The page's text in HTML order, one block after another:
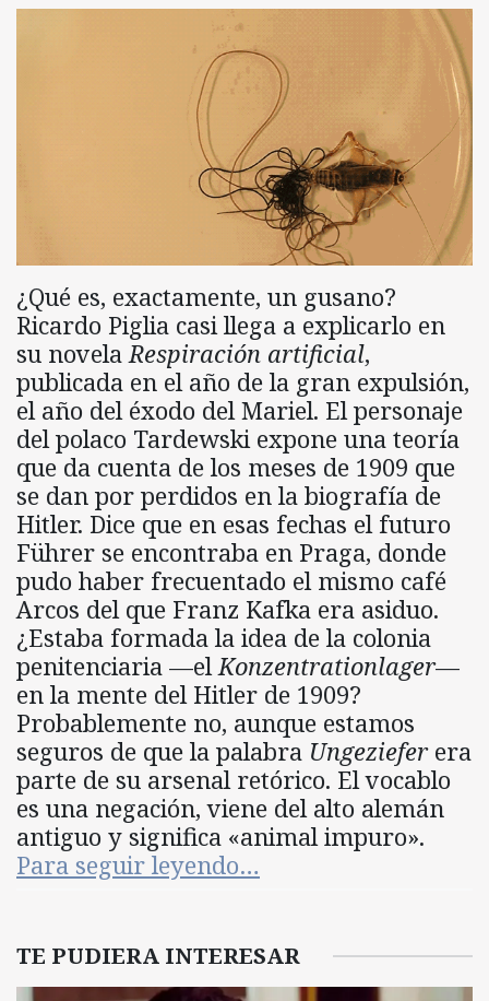
¿Qué es, exactamente, un gusano?
Ricardo Piglia casi llega a explicarlo en
su novelaRespiración artificial,
publicada en el año de la gran expulsión,
el año del éxodo del Mariel. El personaje
del polaco Tardewski expone una teoría
que da cuenta de los meses de 1909 que
se dan por perdidos en la biografía de
Hitler. Dice que en esas fechas el futuro
Führer se encontraba en Praga, donde
pudo haber frecuentado el mismo café
Arcos del que Franz Kafka era asiduo.
¿Estaba formada la idea de la colonia
penitenciaria —elKonzentrationlager—
en la mente del Hitler de 1909?
Probablemente no, aunque estamos
seguros de que la palabra Ungezieferera
parte de su arsenal retórico. El vocablo
es una negación, viene del alto alemán
antiguo y significa «animal impuro».
Para seguir leyendo…
TE PUDIERA INTERESAR